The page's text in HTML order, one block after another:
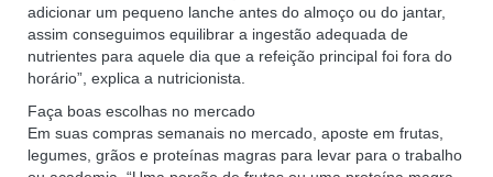
adicionar um pequeno lanche antes do almoço ou do jantar,
assim conseguimos equilibrar a ingestão adequada de
nutrientes para aquele dia que a refeição principal foi fora do
horário”, explica a nutricionista.
Faça boas escolhas no mercado
Em suas compras semanais no mercado, aposte em frutas,
legumes, grãos e proteínas magras para levar para o trabalho